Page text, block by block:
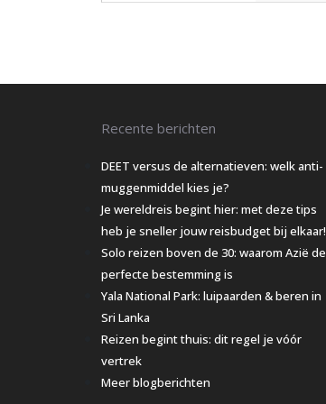
Recente berichten
DEET versus de alternatieven: welk anti-
muggenmiddel kies je?
Je wereldreis begint hier: met deze tips
heb je sneller jouw reisbudget bij elkaar!
Solo reizen boven de 30: waarom Azië de
perfecte bestemming is
Yala National Park: luipaarden & beren in
Sri Lanka
Reizen begint thuis: dit regel je vóór
vertrek
Meer blogberichten